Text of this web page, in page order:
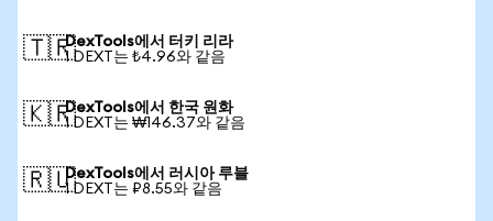
🇹🇷DexTools에서 터키 리라
1 DEXT는 ₺4.96와 같음
🇰🇷DexTools에서 한국 원화
1 DEXT는 ₩146.37와 같음
🇷🇺DexTools에서 러시아 루블
1 DEXT는 ₽8.55와 같음